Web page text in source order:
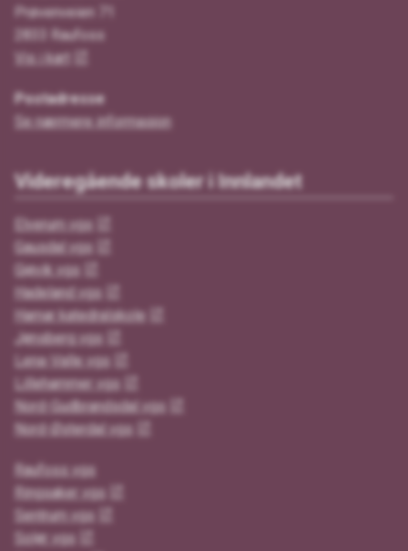
Prøvenveien 71
2833 Raufoss
Vis i kart
Postadresse
Se nærmere informasjon
Videregående skoler i Innlandet
Elverum vgs
Gausdal vgs
Gjøvik vgs
Hadeland vgs
Hamar katedralskole
Jønsberg vgs
Lena-Valle vgs
Lillehammer vgs
Nord-Gudbrandsdal vgs
Nord-Østerdal vgs
Raufoss vgs
Ringsaker vgs
Sentrum vgs
Solør vgs